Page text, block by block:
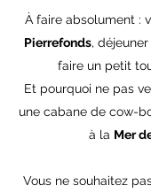
À faire absolument :
Pierrefonds,
faire un petit
Et pourquoi ne pas
une cabane de cow-
à la Mer
Vous ne souhaitez